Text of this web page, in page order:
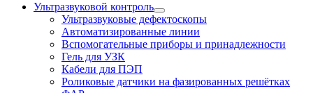
Ультразвуковой контроль
Ультразвуковые дефектоскопы
Автоматизированные линии
Вспомогательные приборы и принадлежности
Гель для УЗК
Кабели для ПЭП
Роликовые датчики на фазированных решётках